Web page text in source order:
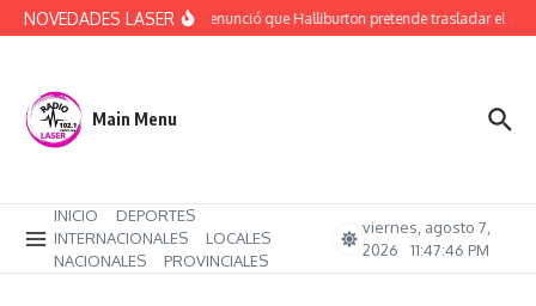
Saltar al contenido
NOVEDADES LASERRucci denunció que Halliburton pretende trasladar el
Main Menu
INICIO
DEPORTES
INTERNACIONALES
LOCALES
NACIONALES
PROVINCIALES
viernes, agosto 7,
2026
11:47:47 PM